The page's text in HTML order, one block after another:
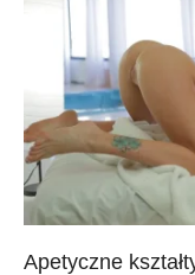
Apetyczne